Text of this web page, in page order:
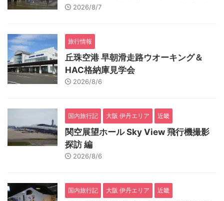
2026/8/7
旅行情報
丘珠空港 早朝滑走路ウオーキング＆
HAC格納庫見学会
2026/8/6
国内旅行記 大阪 伊丹エリア 近畿
関空展望ホール Sky View 飛行機撮影
探訪 編
2026/8/6
国内旅行記 大阪 伊丹エリア 近畿